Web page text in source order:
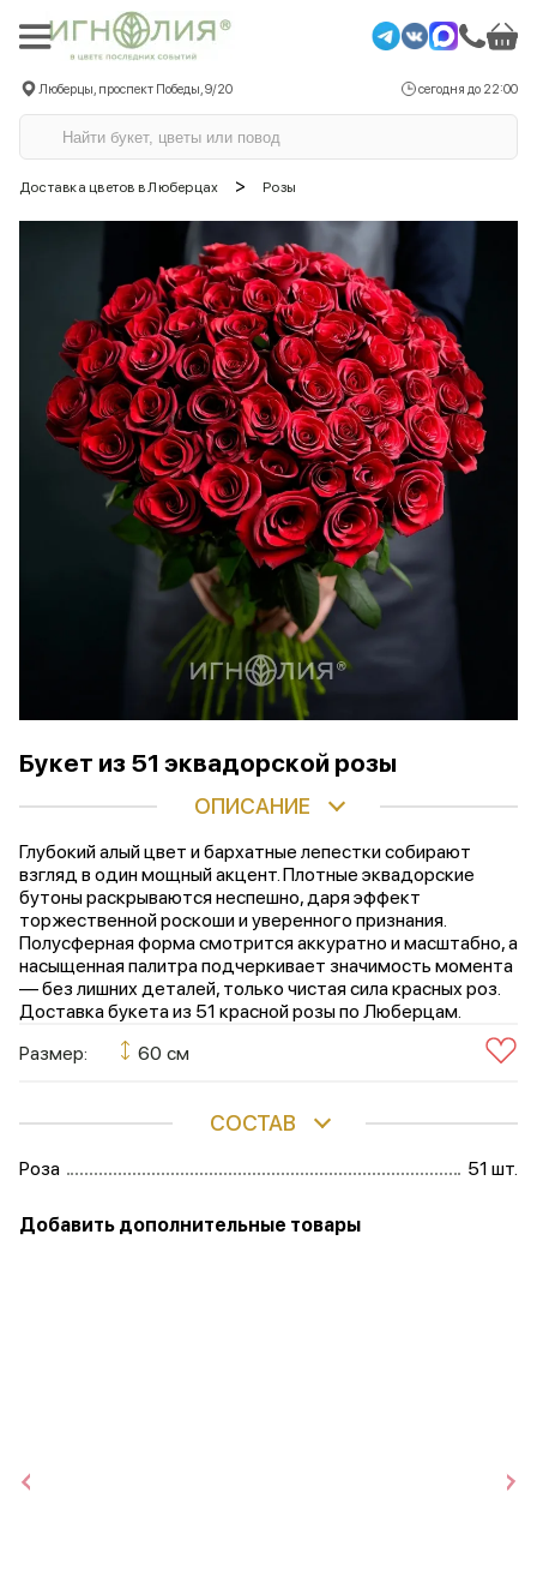
Люберцы, проспект Победы, 9/20 сегодня до 22:00
Доставка цветов в Люберцах > Розы
Букет из 51 эквадорской розы
ОПИСАНИЕ
Глубокий алый цвет и бархатные лепестки собирают
взгляд в один мощный акцент. Плотные эквадорские
бутоны раскрываются неспешно, даря эффект
торжественной роскоши и уверенного признания.
Полусферная форма смотрится аккуратно и масштабно, а
насыщенная палитра подчеркивает значимость момента
— без лишних деталей, только чистая сила красных роз.
Доставка букета из 51 красной розы по Люберцам.
Размер:
60 см
СОСТАВ
Роза 51 шт.
Добавить дополнительные товары